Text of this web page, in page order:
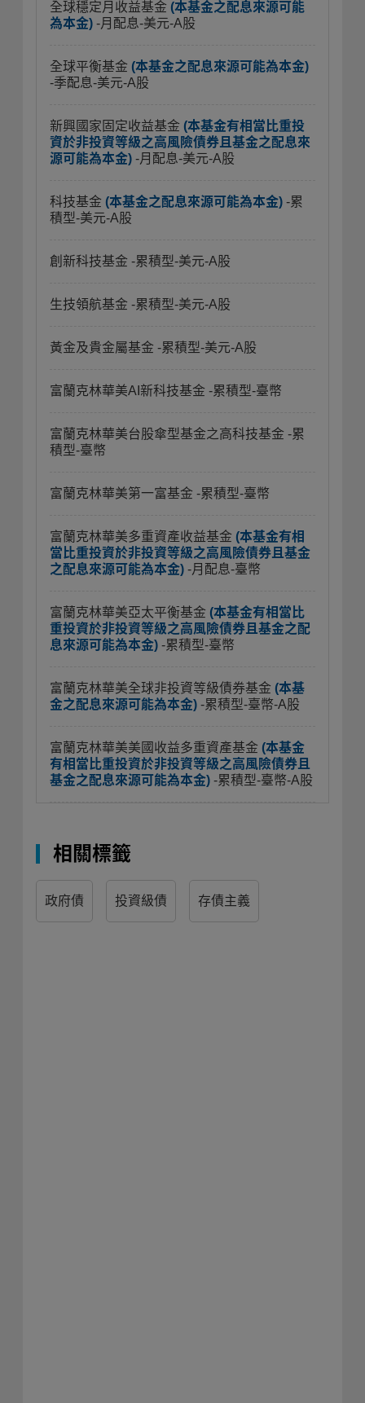
全球穩定月收益基金 (本基金之配息來源可能
為本金) -月配息-美元-A股
全球平衡基金 (本基金之配息來源可能為本金)
-季配息-美元-A股
新興國家固定收益基金 (本基金有相當比重投
資於非投資等級之高風險債券且基金之配息來
源可能為本金) -月配息-美元-A股
科技基金 (本基金之配息來源可能為本金) -累
積型-美元-A股
創新科技基金 -累積型-美元-A股
生技領航基金 -累積型-美元-A股
黃金及貴金屬基金 -累積型-美元-A股
富蘭克林華美AI新科技基金 -累積型-臺幣
富蘭克林華美台股傘型基金之高科技基金 -累
積型-臺幣
富蘭克林華美第一富基金 -累積型-臺幣
富蘭克林華美多重資產收益基金 (本基金有相
當比重投資於非投資等級之高風險債券且基金
之配息來源可能為本金) -月配息-臺幣
富蘭克林華美亞太平衡基金 (本基金有相當比
重投資於非投資等級之高風險債券且基金之配
息來源可能為本金) -累積型-臺幣
富蘭克林華美全球非投資等級債券基金 (本基
金之配息來源可能為本金) -累積型-臺幣-A股
富蘭克林華美美國收益多重資產基金 (本基金
有相當比重投資於非投資等級之高風險債券且
基金之配息來源可能為本金) -累積型-臺幣-A股
相關標籤
政府債 投資級債 存債主義